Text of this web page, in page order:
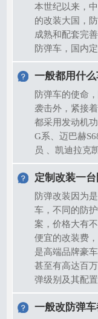
本世纪以来，
的改装大国，
成熟和配套完
防弹车，国内
一般都用什
防弹车的使命
袭击外，紧接
都采用发动机
G系、迈巴赫
员 、凯迪拉克
定制改装一
防弹改装因为
车，不同的防
案，价格大有
便宜的改装费
是高端品牌豪
甚至有高达百
弹级别及其配置
一般改防弹